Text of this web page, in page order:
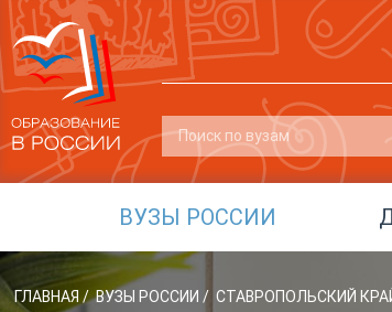
ВУЗЫ РОССИИ
ГЛАВНАЯ / ВУЗЫ РОССИИ / СТАВРОПОЛЬСКИЙ